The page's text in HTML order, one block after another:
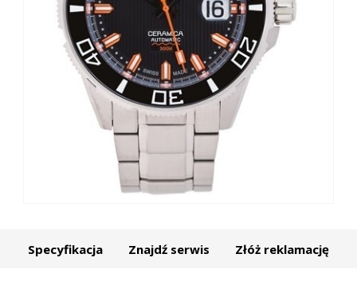
Specyfikacja Znajdź serwis Złóż reklamację